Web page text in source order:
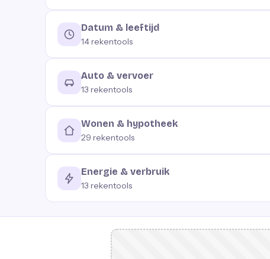
Datum & leeftijd
14rekentools
Auto & vervoer
13 rekentools
Wonen & hypotheek
29 rekentools
Energie & verbruik
13 rekentools